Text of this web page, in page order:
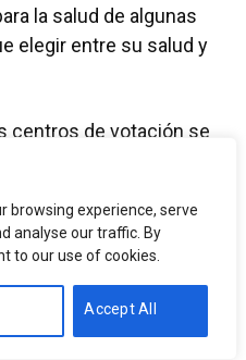
browsing experience, serve
analyse our traffic. By
to our use of cookies.
Accept All
la salud de algunas
elegir entre su salud y
centros de votación se
como alcohol gel y
no siempre se
de contagio por
buscaron alternativas
se instaló en la